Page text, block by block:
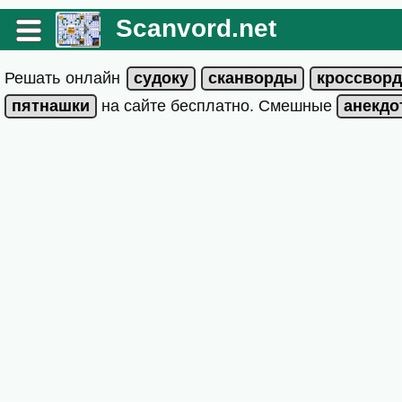
Scanvord.net
Решать онлайн
на сайте бесплатно. Смешные